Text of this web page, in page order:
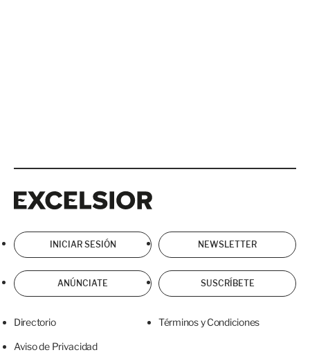
INICIAR SESIÓN NEWSLETTER
ANÚNCIATE SUSCRÍBETE
Directorio Términos y Condiciones
Aviso de Privacidad